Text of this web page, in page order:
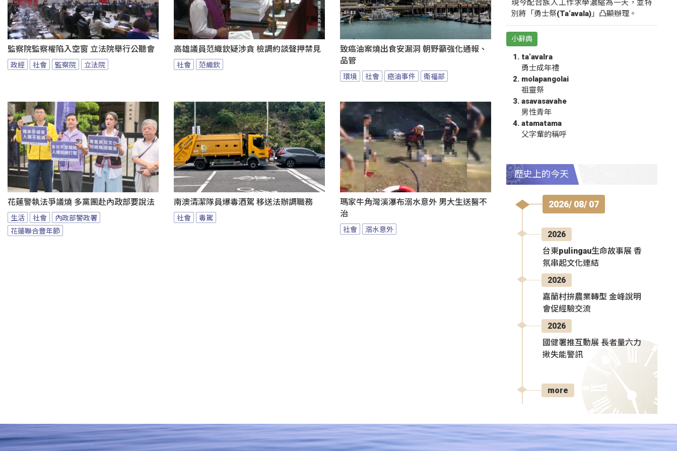
監察院監察權陷入空窗 立法院舉行公聽會
政經 社會 監察院 立法院
高雄議員范織欽疑涉貪 檢調約談聲押禁見
社會 范織欽
致癌油案燒出食安漏洞 朝野籲強化通報、
品管
環境 社會 癌油事件 衛福部
花蓮警執法爭議燒 多黨團赴內政部要說法
生活 社會
內政部警政署
花蓮聯合豐年節
南澳清潔隊員爆毒酒駕 移送法辦調職務
社會 毒駕
瑪家牛角灣溪瀑布溺水意外 男大生送醫不
治
社會 溺水意外
現今配合族人工作求學濃縮為一天，並特
別將「勇士祭(Ta‘avala)」凸顯辦理。
小辭典
ta‘avalra
勇士成年禮
molapangolai
祖靈祭
asavasavahe
男性青年
atamatama
父字輩的稱呼
歷史上的今天
2026/ 08/ 07
2026
台東pulingau生命故事展 香
氛串起文化連結
2026
嘉蘭村拚農業轉型 金峰說明
會促經驗交流
2026
國健署推互動展 長者量六力
揪失能警訊
more